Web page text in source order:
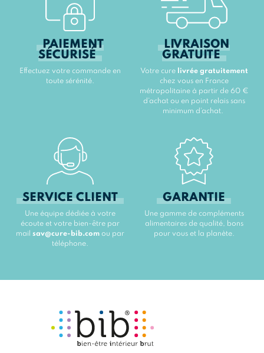
PAIEMENT
SÉCURISÉ
Effectuez votre commande en
toute sérénité.
LIVRAISON
GRATUITE
Votre cure
livrée gratuitement
chez vous en France
métropolitaine à partir de 60 €
d’achat ou en point relais sans
minimum d’achat.
SERVICE CLIENT
Une équipe dédiée à votre
écoute et votre bien-être par
mail sav@cure-bib.com ou par
téléphone.
GARANTIE
Une gamme de compléments
alimentaires de qualité, bons
pour vous et la planète.